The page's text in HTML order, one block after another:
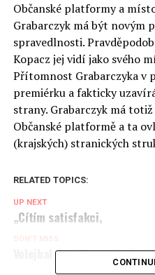
Občanské platformy a
Grabarczyk má být novým
spravedlnosti.
Kopacz jej vidí jako svého
Přítomnost Grabarczyka v
premiérku a fakticky
strany. Grabarczyk má
Občanské platformě a ta
(krajských) stranických
RELATED TOPICS:
UP NEXT
„Cítím satisfakci,
Volejbal má v Polsku obří